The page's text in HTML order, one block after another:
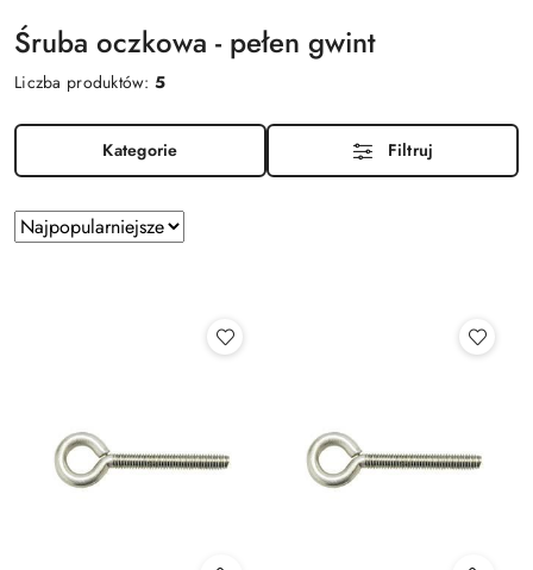
Śruba oczkowa - pełen gwint
Liczba produktów:5
Kategorie Filtruj
Zastosowano
sortowanie:
Sortuj
według